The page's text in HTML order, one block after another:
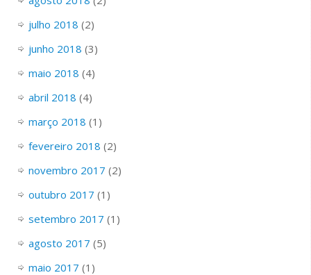
julho 2018 (2)
junho 2018 (3)
maio 2018 (4)
abril 2018 (4)
março 2018 (1)
fevereiro 2018 (2)
novembro 2017 (2)
outubro 2017 (1)
setembro 2017 (1)
agosto 2017 (5)
maio 2017 (1)